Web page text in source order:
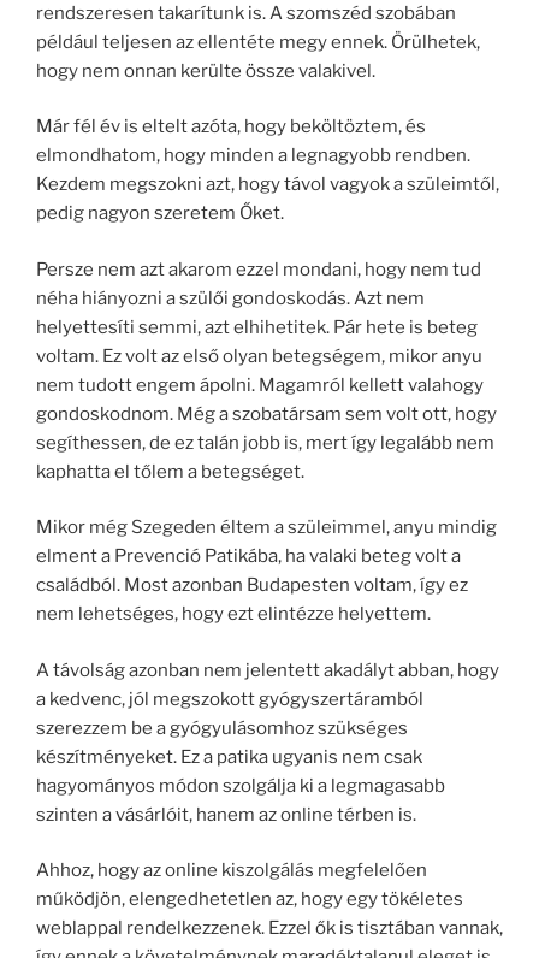
rendszeresen takarítunk is. A szomszéd szobában
például teljesen az ellentéte megy ennek. Örülhetek,
hogy nem onnan kerülte össze valakivel.
Már fél év is eltelt azóta, hogy beköltöztem, és
elmondhatom, hogy minden a legnagyobb rendben.
Kezdem megszokni azt, hogy távol vagyok a szüleimtől,
pedig nagyon szeretem Őket.
Persze nem azt akarom ezzel mondani, hogy nem tud
néha hiányozni a szülői gondoskodás. Azt nem
helyettesíti semmi, azt elhihetitek. Pár hete is beteg
voltam. Ez volt az első olyan betegségem, mikor anyu
nem tudott engem ápolni. Magamról kellett valahogy
gondoskodnom. Még a szobatársam sem volt ott, hogy
segíthessen, de ez talán jobb is, mert így legalább nem
kaphatta el tőlem a betegséget.
Mikor még Szegeden éltem a szüleimmel, anyu mindig
elment a Prevenció Patikába, ha valaki beteg volt a
családból. Most azonban Budapesten voltam, így ez
nem lehetséges, hogy ezt elintézze helyettem.
A távolság azonban nem jelentett akadályt abban, hogy
a kedvenc, jól megszokott gyógyszertáramból
szerezzem be a gyógyulásomhoz szükséges
készítményeket. Ez a patika ugyanis nem csak
hagyományos módon szolgálja ki a legmagasabb
szinten a vásárlóit, hanem az online térben is.
Ahhoz, hogy az online kiszolgálás megfelelően
működjön, elengedhetetlen az, hogy egy tökéletes
weblappal rendelkezzenek. Ezzel ők is tisztában vannak,